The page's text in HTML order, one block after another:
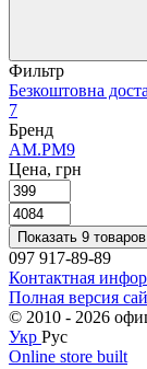
Фильтр
Безкоштовна
7
Бренд
AM.PM9
Цена, грн
Показать 9 товаров
097 917-89-89
Контактная
Полная версия
© 2010 - 2026
Укр Рус
Online store built